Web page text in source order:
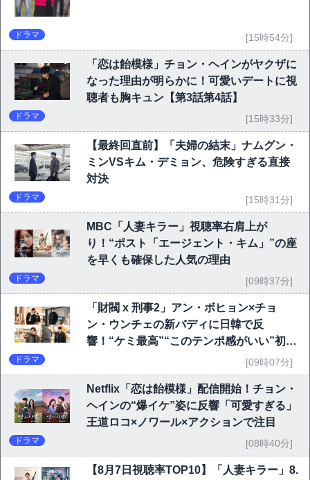
ドラマ [15時54分]
「恋は飴模様」チョン・ヘインがヤクザに
なった理由が明らかに！可愛いデートに視
聴者も胸キュン【第3話第4話】
ドラマ [15時33分]
【最終回直前】「夫婦の結末」ナムグン・
ミンVSキム・デミョン、危険すぎる直接
対決
ドラマ [15時31分]
MBC「人妻キラー」視聴率右肩上が
り！“ポスト「エージェント・キム」”の座
を早くも確保した人気の理由
ドラマ [09時37分]
「財閥 x 刑事2」アン・ボヒョン×チョ
ン・ウンチェの新バディに日韓で反
響！“ケミ最高”“このテンポ感がいい”初回
ドラマ [09時07分]
Netflix「恋は飴模様」配信開始！チョン・
ヘインの“爆イケ”姿に反響「可愛すぎる」
王道ロコ×ノワール×アクションで注目
ドラマ [08時40分]
【8月7日視聴率TOP10】「人妻キラー」8.